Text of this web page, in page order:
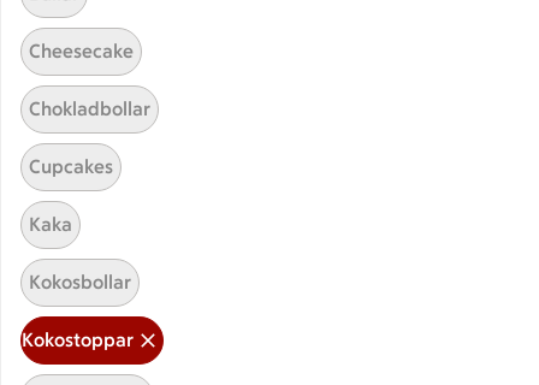
Hittade inget recept
Testa att söka på något nytt, eller ta bort något av
Cheesecake
Chokladbollar
Cupcakes
Kaka
Kokosbollar
Kokostoppar